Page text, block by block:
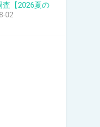
【2026夏の
02